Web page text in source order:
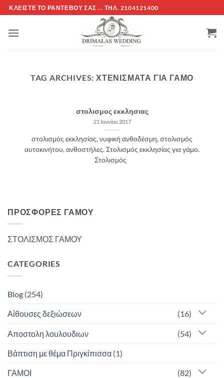
Μετάβαση
στο
περιεχόμενο
ΚΛΕΊΣΤΕ ΤΌ ΡΑΝΤΕΒΟΎ ΣΑΣ ... ΤΗΛ. 2104121400
TAG ARCHIVES: ΧΤΕΝΙΣΜΑΤΑ ΓΙΑ ΓΑΜΟ
στολισμος εκκλησιας
21 Ιουνίου 2017
στολισμός εκκλησίας, νυφική ανθοδέσμη, στολισμός
αυτοκινήτου, ανθοστήλες. Στολισμός εκκλησίας για γάμο.
Στολισμός
ΠΡΟΣΦΟΡΈΣ ΓΆΜΟΥ
ΣΤΟΛΙΣΜΟΣ ΓΑΜΟΥ
CATEGORIES
Blog (254)
Αίθουσες δεξιώσεων (16)
Αποστολη λουλουδιων (54)
Βάπτιση με θέμα Πριγκίπισσα (1)
ΓΑΜΟΙ (82)